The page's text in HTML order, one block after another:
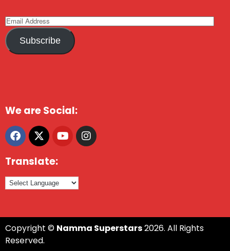
Subscribe
We are Social:
Translate:
Copyright © Namma Superstars2026. All Rights
Reserved.